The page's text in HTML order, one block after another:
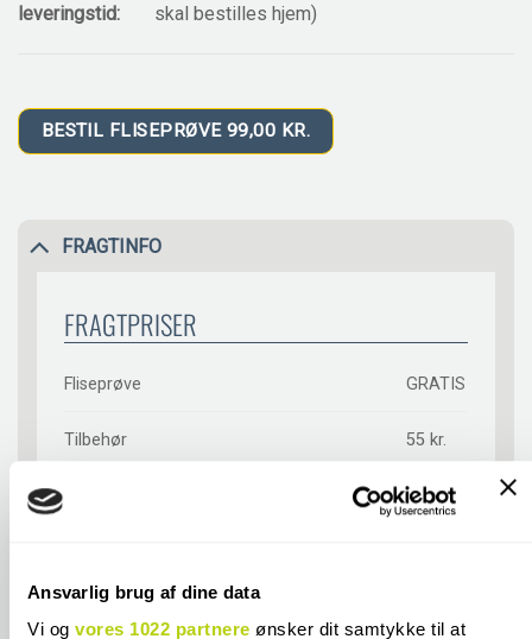
Ansvarlig brug af dine data
Vi og vores 1022 partnere ønsker dit samtykke til at
FRAGTINFO
FRAGTPRISER
Fliseprøve GRATIS
Tilbehør 55 kr.
850 kr.
Afhentning i butik** GRATIS
leveringstid:
skal bestilles hjem)
BESTIL FLISEPRØVE 99,00 KR.